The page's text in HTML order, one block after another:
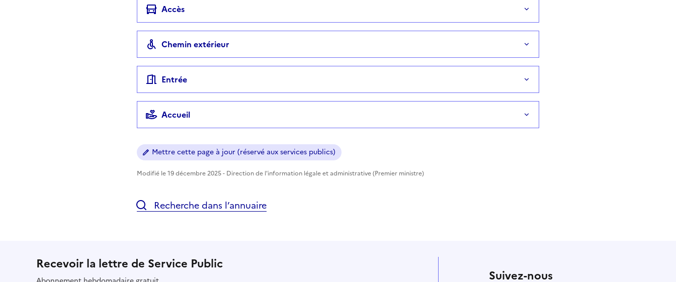
Accès
Chemin extérieur
Entrée
Accueil
Mettre cette page à jour (réservé aux services publics)
Modifié le 19 décembre 2025 - Direction de l'information légale et administrative (Premier ministre)
Recherche dans l’annuaire
Recevoir la lettre de Service Public
Suivez-nous